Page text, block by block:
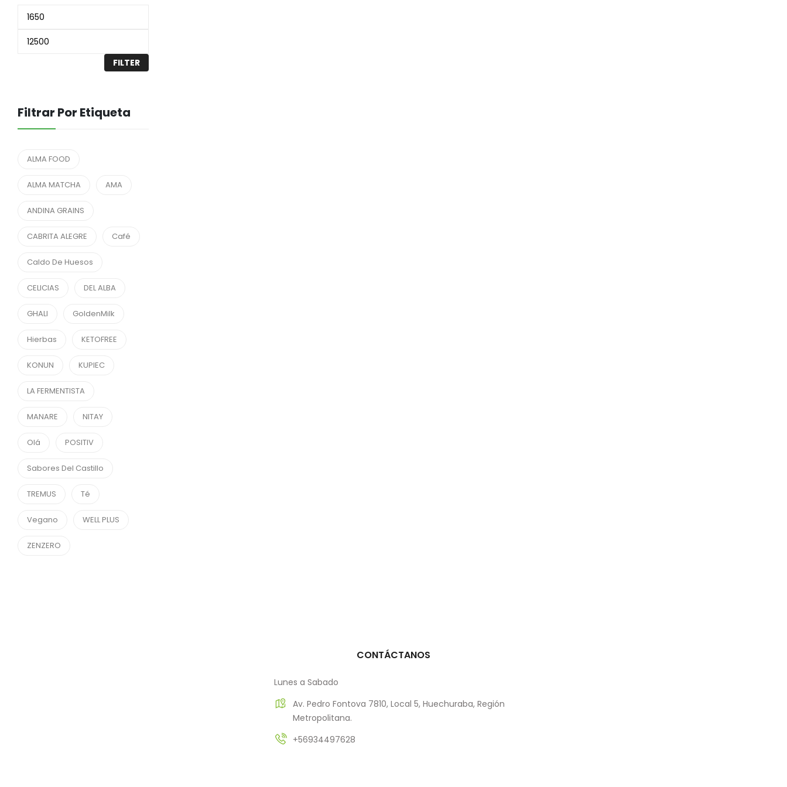
FILTER
Filtrar Por Etiqueta
ALMA FOOD
ALMA MATCHA AMA
ANDINA GRAINS
CABRITA ALEGRE Café
Caldo De Huesos
CELICIAS DEL ALBA
GHALI GoldenMilk
Hierbas KETOFREE
KONUN KUPIEC
LA FERMENTISTA
MANARE NITAY
Olá POSITIV
Sabores Del Castillo
TREMUS Té
Vegano WELL PLUS
ZENZERO
CONTÁCTANOS
Lunes a Sabado
Av. Pedro Fontova 7810, Local 5, Huechuraba, Región
Metropolitana.
+56934497628